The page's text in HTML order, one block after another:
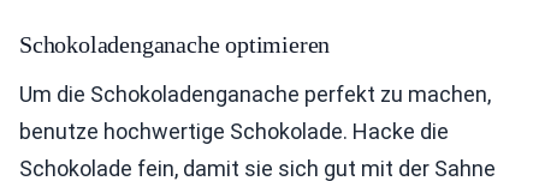
Schokoladenganache optimieren
Um die Schokoladenganache perfekt zu machen,
benutze hochwertige Schokolade. Hacke die
Schokolade fein, damit sie sich gut mit der Sahne